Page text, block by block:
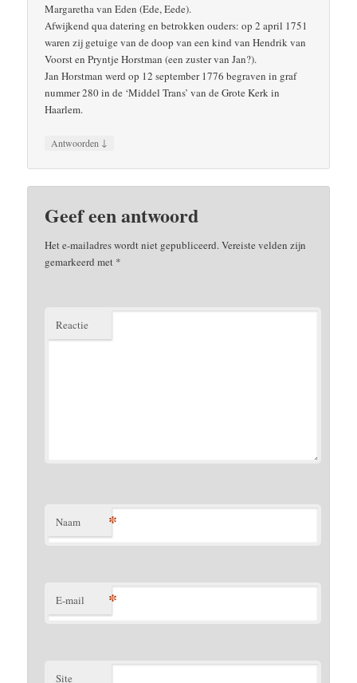
Margaretha van Eden (Ede, Eede).
Afwijkend qua datering en betrokken ouders: op 2 april 1751
waren zij getuige van de doop van een kind van Hendrik van
Voorst en Pryntje Horstman (een zuster van Jan?).
Jan Horstman werd op 12 september 1776 begraven in graf
nummer 280 in de ‘Middel Trans’ van de Grote Kerk in
Haarlem.
Antwoorden ↓
Geef een antwoord
Het e-mailadres wordt niet gepubliceerd.Vereiste velden zijn
gemarkeerd met *
Reactie
Naam *
E-mail *
Site